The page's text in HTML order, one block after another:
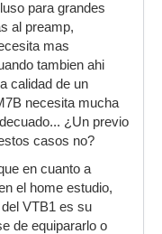
para grandes
al preamp,
mas
tambien ahi
calidad de un
necesita mucha
¿Un previo
casos no?
en cuanto a
el home estudio,
VTB1 es su
de equipararlo o